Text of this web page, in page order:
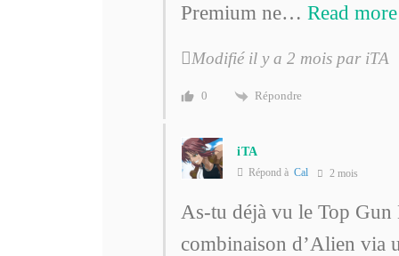
Premium ne… Read
Modifié il y a 2 mois par iTA
0 Répondre
iTA
Répond à Cal 2 mois
As-tu déjà vu le Top
combinaison d’Alien via